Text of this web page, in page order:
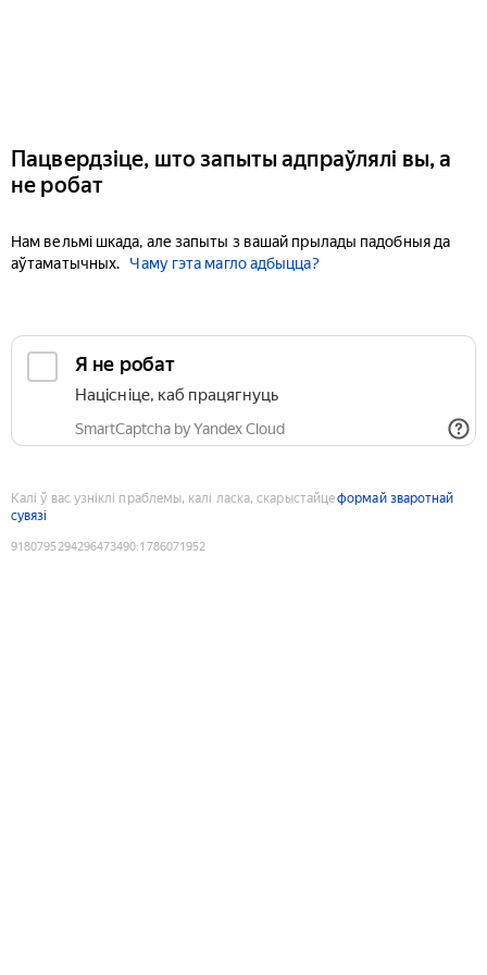
Пацвердзіце, што запыты адпраўлялі вы, а
не робат
Нам вельмі шкада, але запыты з вашай прылады падобныя да
аўтаматычных.
Чаму гэта магло адбыцца?
Я не робат
Націсніце, каб працягнуць
SmartCaptcha by Yandex Cloud
Калі ў вас узніклі праблемы, калі ласка, скарыстайцеформай зваротнай
сувязі
9180795294296473490:1786071952